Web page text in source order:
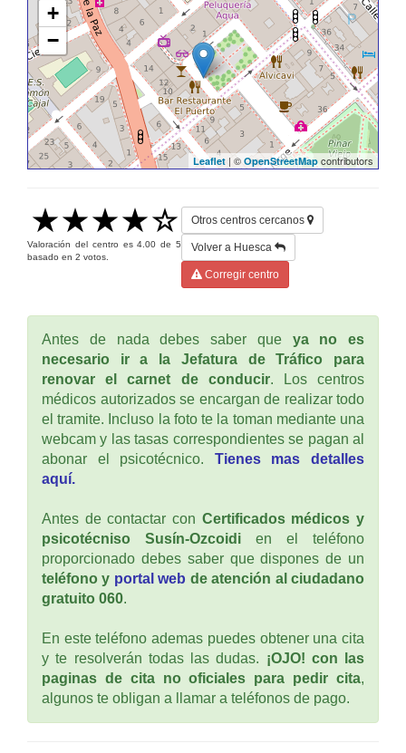
+
−
Leaflet | © OpenStreetMap contributors
Valoración del centro es4.00 de5
basado en 2 votos.
Otros centros cercanos
Volver a Huesca
Corregir centro
Antes de nada debes saber que ya no es
necesario ir a la Jefatura de Tráfico para
renovar el carnet de conducir. Los centros
médicos autorizados se encargan de realizar todo
el tramite. Incluso la foto te la toman mediante una
webcam y las tasas correspondientes se pagan al
abonar el psicotécnico. Tienes mas detalles
aquí.
Antes de contactar con Certificados médicos y
psicotécniso Susín-Ozcoidi en el teléfono
proporcionado debes saber que dispones de un
teléfono y portal web de atención al ciudadano
gratuito 060.
En este teléfono ademas puedes obtener una cita
y te resolverán todas las dudas. ¡OJO! con las
paginas de cita no oficiales para pedir cita,
algunos te obligan a llamar a teléfonos de pago.